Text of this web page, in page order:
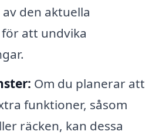
den aktuella
att undvika
Om du planerar att
funktioner, såsom
räcken, kan dessa